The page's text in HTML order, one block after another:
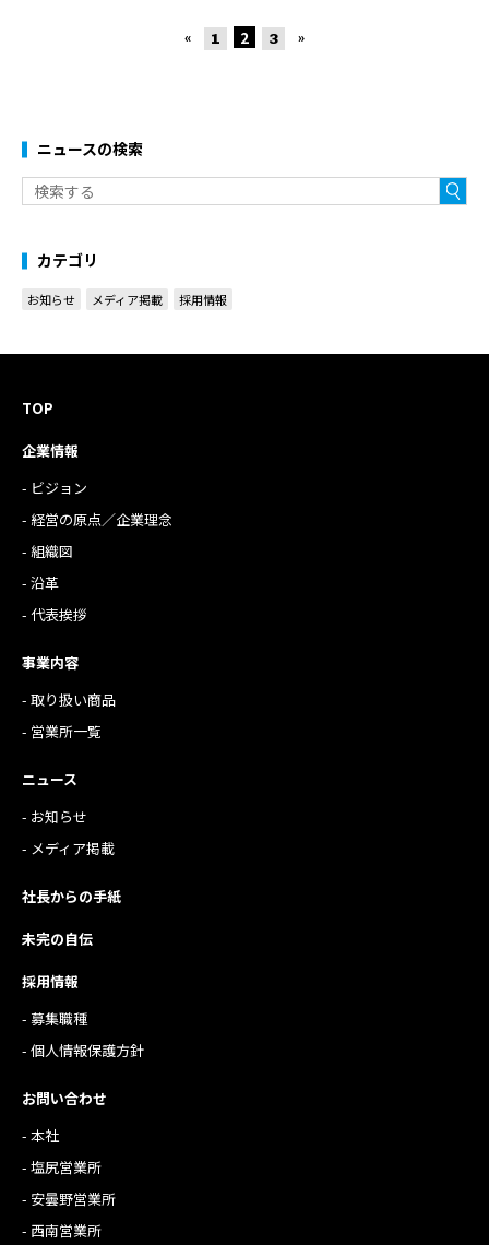
« 1 2 3 »
ニュースの検索
カテゴリ
お知らせ メディア掲載 採用情報
TOP
企業情報
- ビジョン
- 経営の原点／企業理念
- 組織図
- 沿革
- 代表挨拶
事業内容
- 取り扱い商品
- 営業所一覧
ニュース
- お知らせ
- メディア掲載
社長からの手紙
未完の自伝
採用情報
- 募集職種
- 個人情報保護方針
お問い合わせ
- 本社
- 塩尻営業所
- 安曇野営業所
- 西南営業所